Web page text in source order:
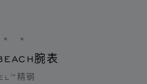
片 1
转到幻灯片 2
转到幻灯片 3
腕表
精钢